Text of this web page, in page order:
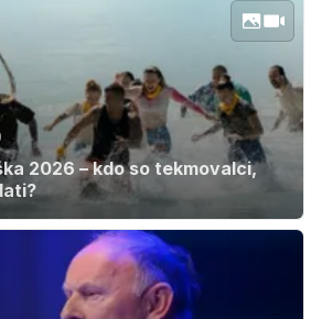
2026 – kdo so tekmovalci,